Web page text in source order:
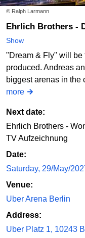
© Ralph Larmann
Ehrlich Brothers -
Show
"Dream & Fly" will be
produced. Andreas
biggest arenas in the
more
Next date:
Ehrlich Brothers -
TV Aufzeichnung
Date:
Saturday, 29/May/
Venue:
Uber Arena Berlin
Address:
Uber Platz 1, 10243